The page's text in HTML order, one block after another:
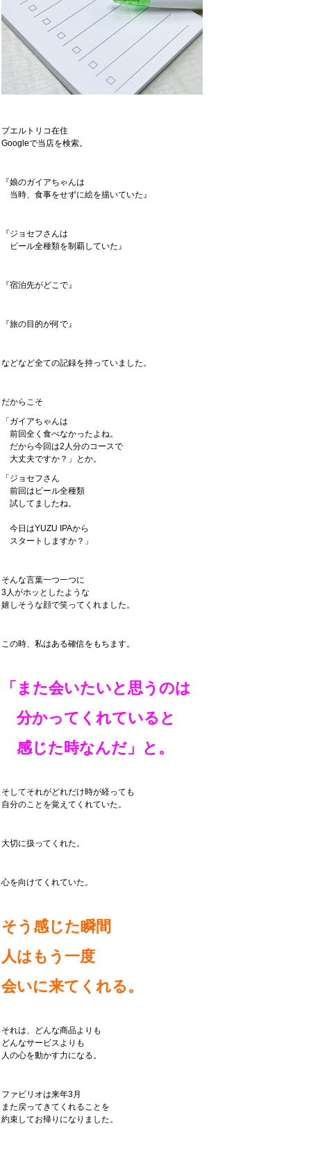
プエルトリコ在住
Googleで当店を検索。
『娘のガイアちゃんは
当時、食事をせずに絵を描いていた』
『ジョセフさんは
ビール全種類を制覇していた』
『宿泊先がどこで』
『旅の目的が何で』
などなど全ての記録を持っていました。
だからこそ
「ガイアちゃんは
前回全く食べなかったよね。
だから今回は2人分のコースで
大丈夫ですか？」とか。
「ジョセフさん
前回はビール全種類
試してましたね。
今日はYUZU IPAから
スタートしますか？」
そんな言葉一つ一つに
3人がホッとしたような
嬉しそうな顔で笑ってくれました。
この時、私はある確信をもちます。
「また会いたいと思うのは
分かってくれていると
感じた時なんだ」と。
そしてそれがどれだけ時が経っても
自分のことを覚えてくれていた。
大切に扱ってくれた。
心を向けてくれていた。
そう感じた瞬間
人はもう一度
会いに来てくれる。
それは、どんな商品よりも
どんなサービスよりも
人の心を動かす力になる。
ファビリオは来年3月
また戻ってきてくれることを
約束してお帰りになりました。